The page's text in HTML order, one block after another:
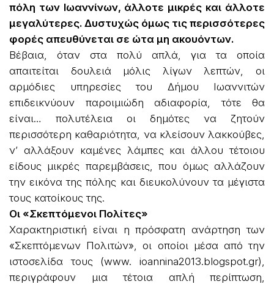
πόλη των Ιωαννίνων, άλλοτε μικρές και άλλοτε
μεγαλύτερες. Δυστυχώς όμως τις περισσότερες
φορές απευθύνεται σε ώτα μη ακουόντων.
Βέβαια, όταν στα πολύ απλά, για τα οποία
απαιτείται δουλειά μόλις λίγων λεπτών, οι
αρμόδιες υπηρεσίες του Δήμου Ιωαννιτών
επιδεικνύουν παροιμιώδη αδιαφορία, τότε θα
είναι… πολυτέλεια οι δημότες να ζητούν
περισσότερη καθαριότητα, να κλείσουν λακκούβες,
ν’ αλλάξουν καμένες λάμπες και άλλου τέτοιου
είδους μικρές παρεμβάσεις, που όμως αλλάζουν
την εικόνα της πόλης και διευκολύνουν τα μέγιστα
τους κατοίκους της.
Οι «Σκεπτόμενοι Πολίτες»
Χαρακτηριστική είναι η πρόσφατη ανάρτηση των
«Σκεπτόμενων Πολιτών», οι οποίοι μέσα από την
ιστοσελίδα τους (www. ioannina2013.blogspot.gr),
περιγράφουν μια τέτοια απλή περίπτωση,